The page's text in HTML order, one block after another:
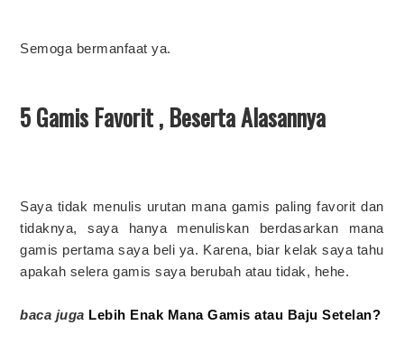
Semoga bermanfaat ya.
5 Gamis Favorit , Beserta Alasannya
Saya tidak menulis urutan mana gamis paling favorit dan
tidaknya, saya hanya menuliskan berdasarkan mana
gamis pertama saya beli ya. Karena, biar kelak saya tahu
apakah selera gamis saya berubah atau tidak, hehe.
baca juga Lebih Enak Mana Gamis atau Baju Setelan?